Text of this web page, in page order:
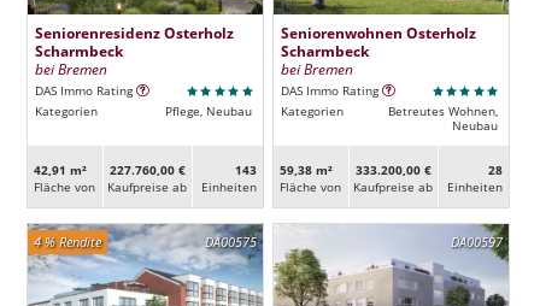
Seniorenresidenz Osterholz
Scharmbeck
bei Bremen
DAS Immo Rating
Kategorien
Pflege, Neubau
42,91 m²
Fläche von
227.760,00 €
Kaufpreise ab
143
Ein­heiten
Seniorenwohnen Osterholz
Scharmbeck
bei Bremen
DAS Immo Rating
Kategorien
Betreutes Wohnen,
Neubau
59,38 m²
Fläche von
333.200,00 €
Kaufpreise ab
28
Ein­heiten
DA00575
4 % Rendite DA00597